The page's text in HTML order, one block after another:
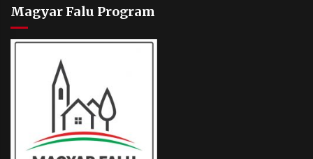
Magyar Falu Program